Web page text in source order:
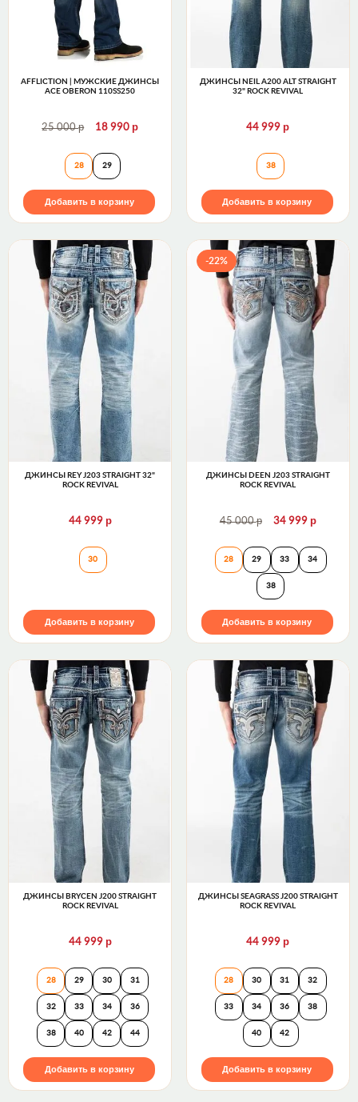
AFFLICTION | МУЖСКИЕ ДЖИНСЫ
ACE OBERON 110SS250
25 000р 18 990р
Affliction | Мужские джинсы ACE OBERON
28 29
Добавить в корзину
ДЖИНСЫ NEIL A200 ALT STRAIGHT
32" ROCK REVIVAL
44 999р
Джинсы NEIL
38
Добавить в корзину
ДЖИНСЫ REY J203 STRAIGHT 32"
ROCK REVIVAL
44 999 р
Джинсы REY J203 STRAIGHT 32" Rock Revival
30
Добавить в корзину
-22%
ДЖИНСЫ DEEN J203 STRAIGHT
ROCK REVIVAL
45 000р 34 999 р
Джинсы DEEN
28 29 33 34
38
Добавить в корзину
ДЖИНСЫ BRYCEN J200 STRAIGHT
ROCK REVIVAL
44 999 р
Джинсы BRYCEN J200 STRAIGHT Rock Revival
28 29 30 31
32 33 34 36
38 40 42 44
Добавить в корзину
ДЖИНСЫ SEAGRASS J200 STRAIGHT
ROCK REVIVAL
44 999р
Джинсы
28 30 31 32
33 34 36 38
40 42
Добавить в корзину